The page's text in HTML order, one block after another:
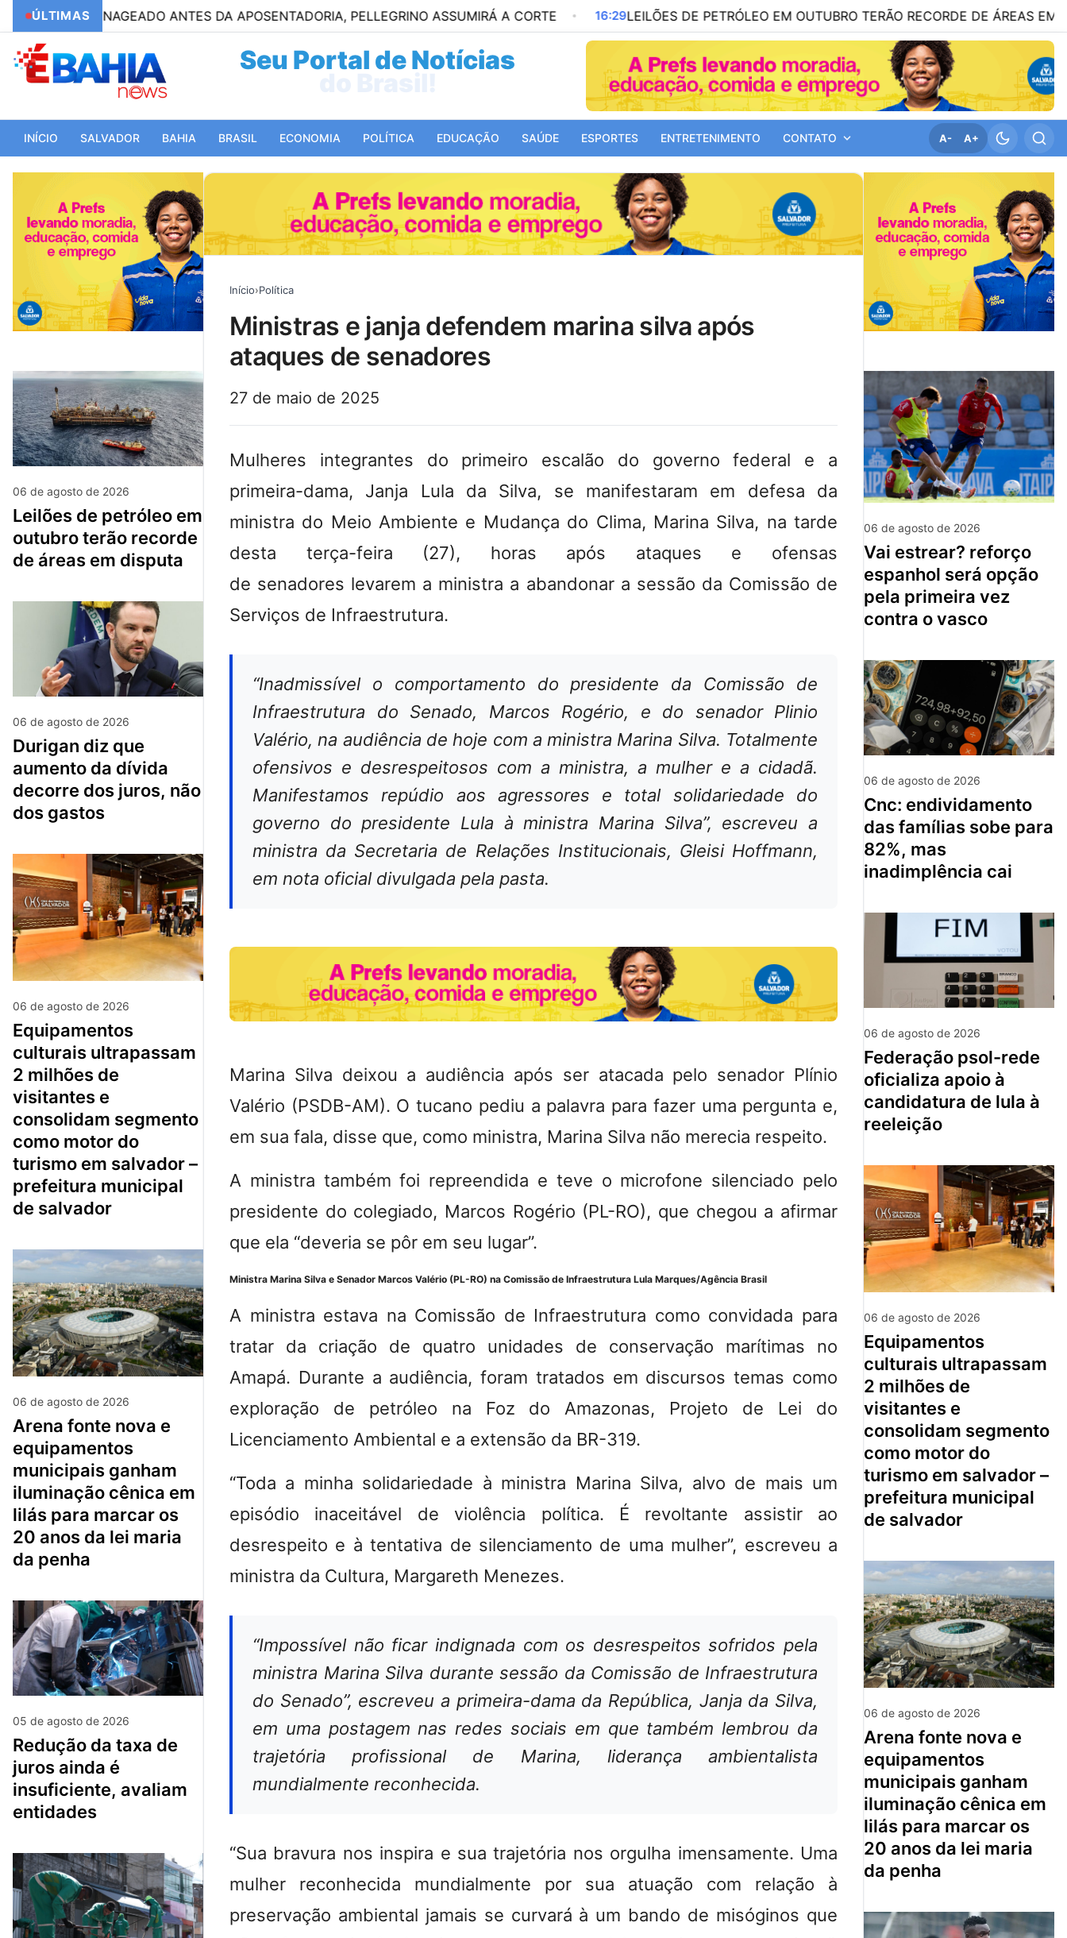
ÚLTIMAS ANTES DA APOSENTADORIA, PELLEGRINO ASSUMIRÁ A CORTE 16:29LEILÕES DE PETRÓLEO EM OUTUBRO TERÃO RECORDE DE ÁREAS EM DISPUTA
Seu Portal de Notícias
INÍCIO SALVADOR BAHIA BRASIL ECONOMIA POLÍTICA EDUCAÇÃO SAÚDE ESPORTES ENTRETENIMENTO CONTATO A- A+
06 de agosto de 2026
leilões de petróleo em
outubro terão recorde
de áreas em disputa
06 de agosto de 2026
durigan diz que
aumento da dívida
decorre dos juros, não
dos gastos
06 de agosto de 2026
equipamentos
culturais ultrapassam
2 milhões de
visitantes e
consolidam segmento
como motor do
turismo em salvador –
prefeitura municipal
de salvador
06 de agosto de 2026
arena fonte nova e
equipamentos
municipais ganham
iluminação cênica em
lilás para marcar os
20 anos da lei maria
da penha
05 de agosto de 2026
redução da taxa de
juros ainda é
insuficiente, avaliam
entidades
Início›Política
ministras e janja defendem marina silva após
ataques de senadores
27 de maio de 2025
Mulheres integrantes do primeiro escalão do governo federal e a
primeira-dama, Janja Lula da Silva, se manifestaram em defesa da
ministra do Meio Ambiente e Mudança do Clima, Marina Silva, na tarde
desta terça-feira (27), horas após ataques e ofensas
de senadores levarem a ministra a abandonar a sessão da Comissão de
Serviços de Infraestrutura.
“Inadmissível o comportamento do presidente da Comissão de
Infraestrutura do Senado, Marcos Rogério, e do senador Plinio
Valério, na audiência de hoje com a ministra Marina Silva. Totalmente
ofensivos e desrespeitosos com a ministra, a mulher e a cidadã.
Manifestamos repúdio aos agressores e total solidariedade do
governo do presidente Lula à ministra Marina Silva”, escreveu a
ministra da Secretaria de Relações Institucionais, Gleisi Hoffmann,
em nota oficial divulgada pela pasta.
Marina Silva deixou a audiência após ser atacada pelo senador Plínio
Valério (PSDB-AM). O tucano pediu a palavra para fazer uma pergunta e,
em sua fala, disse que, como ministra, Marina Silva não merecia respeito.
A ministra também foi repreendida e teve o microfone silenciado pelo
presidente do colegiado, Marcos Rogério (PL-RO), que chegou a afirmar
que ela “deveria se pôr em seu lugar”.
Ministra Marina Silva e Senador Marcos Valério (PL-RO) na Comissão de Infraestrutura Lula Marques/Agência Brasil
A ministra estava na Comissão de Infraestrutura como convidada para
tratar da criação de quatro unidades de conservação marítimas no
Amapá. Durante a audiência, foram tratados em discursos temas como
exploração de petróleo na Foz do Amazonas, Projeto de Lei do
Licenciamento Ambiental e a extensão da BR-319.
“Toda a minha solidariedade à ministra Marina Silva, alvo de mais um
episódio inaceitável de violência política. É revoltante assistir ao
desrespeito e à tentativa de silenciamento de uma mulher”, escreveu a
ministra da Cultura, Margareth Menezes.
“Impossível não ficar indignada com os desrespeitos sofridos pela
ministra Marina Silva durante sessão da Comissão de Infraestrutura
do Senado”, escreveu a primeira-dama da República, Janja da Silva,
em uma postagem nas redes sociais em que também lembrou da
trajetória profissional de Marina, liderança ambientalista
mundialmente reconhecida.
“Sua bravura nos inspira e sua trajetória nos orgulha imensamente. Uma
mulher reconhecida mundialmente por sua atuação com relação à
preservação ambiental jamais se curvará à um bando de misóginos que
06 de agosto de 2026
vai estrear? reforço
espanhol será opção
pela primeira vez
contra o vasco
06 de agosto de 2026
cnc: endividamento
das famílias sobe para
82%, mas
inadimplência cai
06 de agosto de 2026
federação psol-rede
oficializa apoio à
candidatura de lula à
reeleição
06 de agosto de 2026
equipamentos
culturais ultrapassam
2 milhões de
visitantes e
consolidam segmento
como motor do
turismo em salvador –
prefeitura municipal
de salvador
06 de agosto de 2026
arena fonte nova e
equipamentos
municipais ganham
iluminação cênica em
lilás para marcar os
20 anos da lei maria
da penha